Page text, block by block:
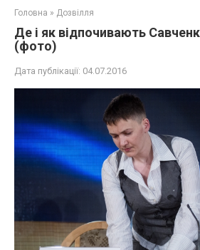
Головна » Дозвілля
Де і як відпочивають
(фото)
Дата публікації: 04.07.2016